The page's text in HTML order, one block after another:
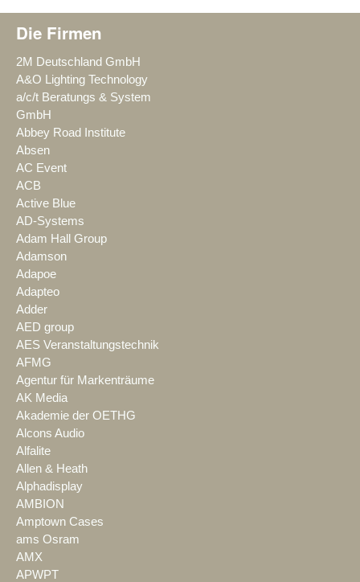
Die Firmen
2M Deutschland GmbH
A&O Lighting Technology
a/c/t Beratungs & System
GmbH
Abbey Road Institute
Absen
AC Event
ACB
Active Blue
AD-Systems
Adam Hall Group
Adamson
Adapoe
Adapteo
Adder
AED group
AES Veranstaltungstechnik
AFMG
Agentur für Markenträume
AK Media
Akademie der OETHG
Alcons Audio
Alfalite
Allen & Heath
Alphadisplay
AMBION
Amptown Cases
ams Osram
AMX
APWPT